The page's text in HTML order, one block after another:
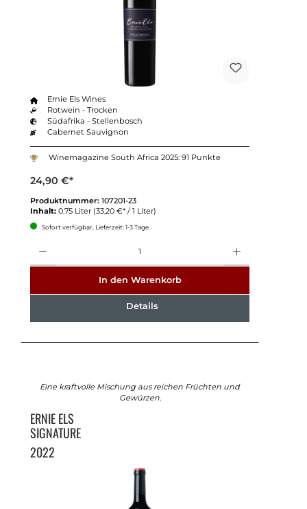
Ernie Els Wines
Rotwein - Trocken
Südafrika - Stellenbosch
Cabernet Sauvignon
Winemagazine South Africa 2025: 91 Punkte
24,90 €*
Produktnummer: 107201-23
Inhalt: 0.75 Liter (33,20 €* / 1 Liter)
Sofort verfügbar, Lieferzeit: 1-3 Tage
In den Warenkorb
Details
Eine kraftvolle Mischung aus reichen Früchten und
Gewürzen.
ERNIE ELS
SIGNATURE
2022